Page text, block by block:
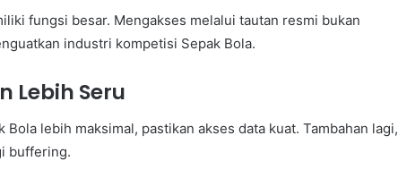
fungsi besar. Mengakses melalui tautan resmi bukan
industri kompetisi Sepak Bola.
Lebih Seru
lebih maksimal, pastikan akses data kuat. Tambahan lagi,
buffering.